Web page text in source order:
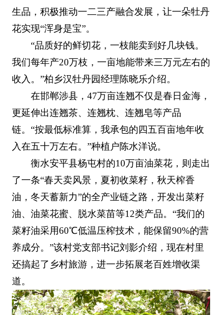
生品，积极推动一二三产融合发展，让一朵牡丹
花实现“浑身是宝”。
“品质好的鲜切花，一枝能卖到好几块钱。
我们每年产20万枝，一亩地能带来三万元左右的
收入。”柏乡汉牡丹园经理陈晓乐介绍。
在邯郸涉县，47万亩连翘不仅是春日金海，
更延伸出连翘茶、连翘枕、连翘皂等产品
链。“按最低标准算，我承包的四五百亩地年收
入在五十万左右。”种植户陈水洋说。
衡水安平县杨屯村的10万亩油菜花，则走出
了一条“春天卖风景，夏初收菜籽，秋天榨香
油，冬天蓄新力”的全产业链之路，开发出菜籽
油、油菜花蜜、脱水菜苗等12类产品。“我们的
菜籽油采用60℃低温压榨技术，能保留90%的营
养成分。”该村党支部书记刘影介绍，现在村里
还搞起了乡村旅游，进一步拓展老百姓增收渠
道。